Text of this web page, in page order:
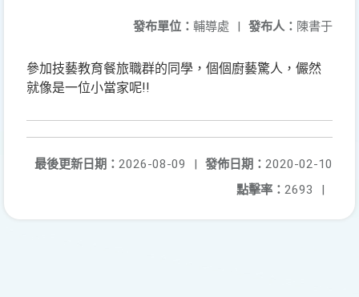
發布人： 陳書于
發布單位： 輔導處 |
參加技藝教育餐旅職群的同學，個個廚藝驚人，儼然
就像是一位小當家呢!!
發佈日期： 2020-02-10
最後更新日期： 2026-08-09
|
點擊率： 2693 |